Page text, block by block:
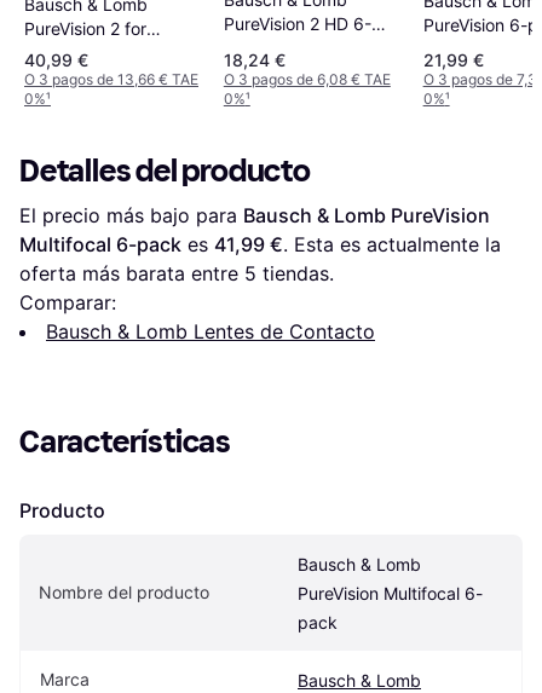
Bausch & Lomb
PureVision 2 for
Presbyopia 6-pack
40,99 €
O 3 pagos de 13,66 € TAE
0%¹
PureVision 2 HD 6-
18,24 €
O 3 pagos de 6,08 € TAE
0%¹
PureVision 6-
21,99 €
O 3 pagos de
0%¹
Detalles del producto
El precio más bajo para Bausch & Lomb PureVision
Multifocal 6-pack es 41,99 €. Esta es actualmente la
oferta más barata entre 5 tiendas.
Comparar:
Bausch & Lomb Lentes de Contacto
Características
Producto
Nombre del producto
Bausch & Lomb
PureVision Multifocal 6-
pack
Marca Bausch & Lomb